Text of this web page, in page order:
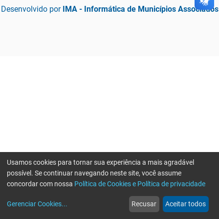
Desenvolvido por IMA - Informática de Municípios Associados
web
Notícias
more_horiz
Mais
Usamos cookies para tornar sua experiência a mais agradável
possível. Se continuar navegando neste site, você assume
concordar com nossa Política de Cookies e Política de privacidade
Gerenciar Cookies... Recusar Aceitar todos